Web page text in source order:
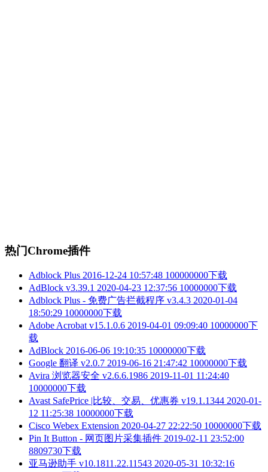
热门Chrome插件
Adblock Plus 2016-12-24 10:57:48 100000000下载
AdBlock v3.39.1 2020-04-23 12:37:56 10000000下载
Adblock Plus - 免费广告拦截程序 v3.4.3 2020-01-04
18:50:29 10000000下载
Adobe Acrobat v15.1.0.6 2019-04-01 09:09:40 10000000下
载
AdBlock 2016-06-06 19:10:35 10000000下载
Google 翻译 v2.0.7 2019-06-16 21:47:42 10000000下载
Avira 浏览器安全 v2.6.6.1986 2019-11-01 11:24:40
10000000下载
Avast SafePrice |比较、交易、优惠券 v19.1.1344 2020-01-
12 11:25:38 10000000下载
Cisco Webex Extension 2020-04-27 22:22:50 10000000下载
Pin It Button - 网页图片采集插件 2019-02-11 23:52:00
8809730下载
亚马逊助手 v10.1811.22.11543 2020-05-31 10:32:16